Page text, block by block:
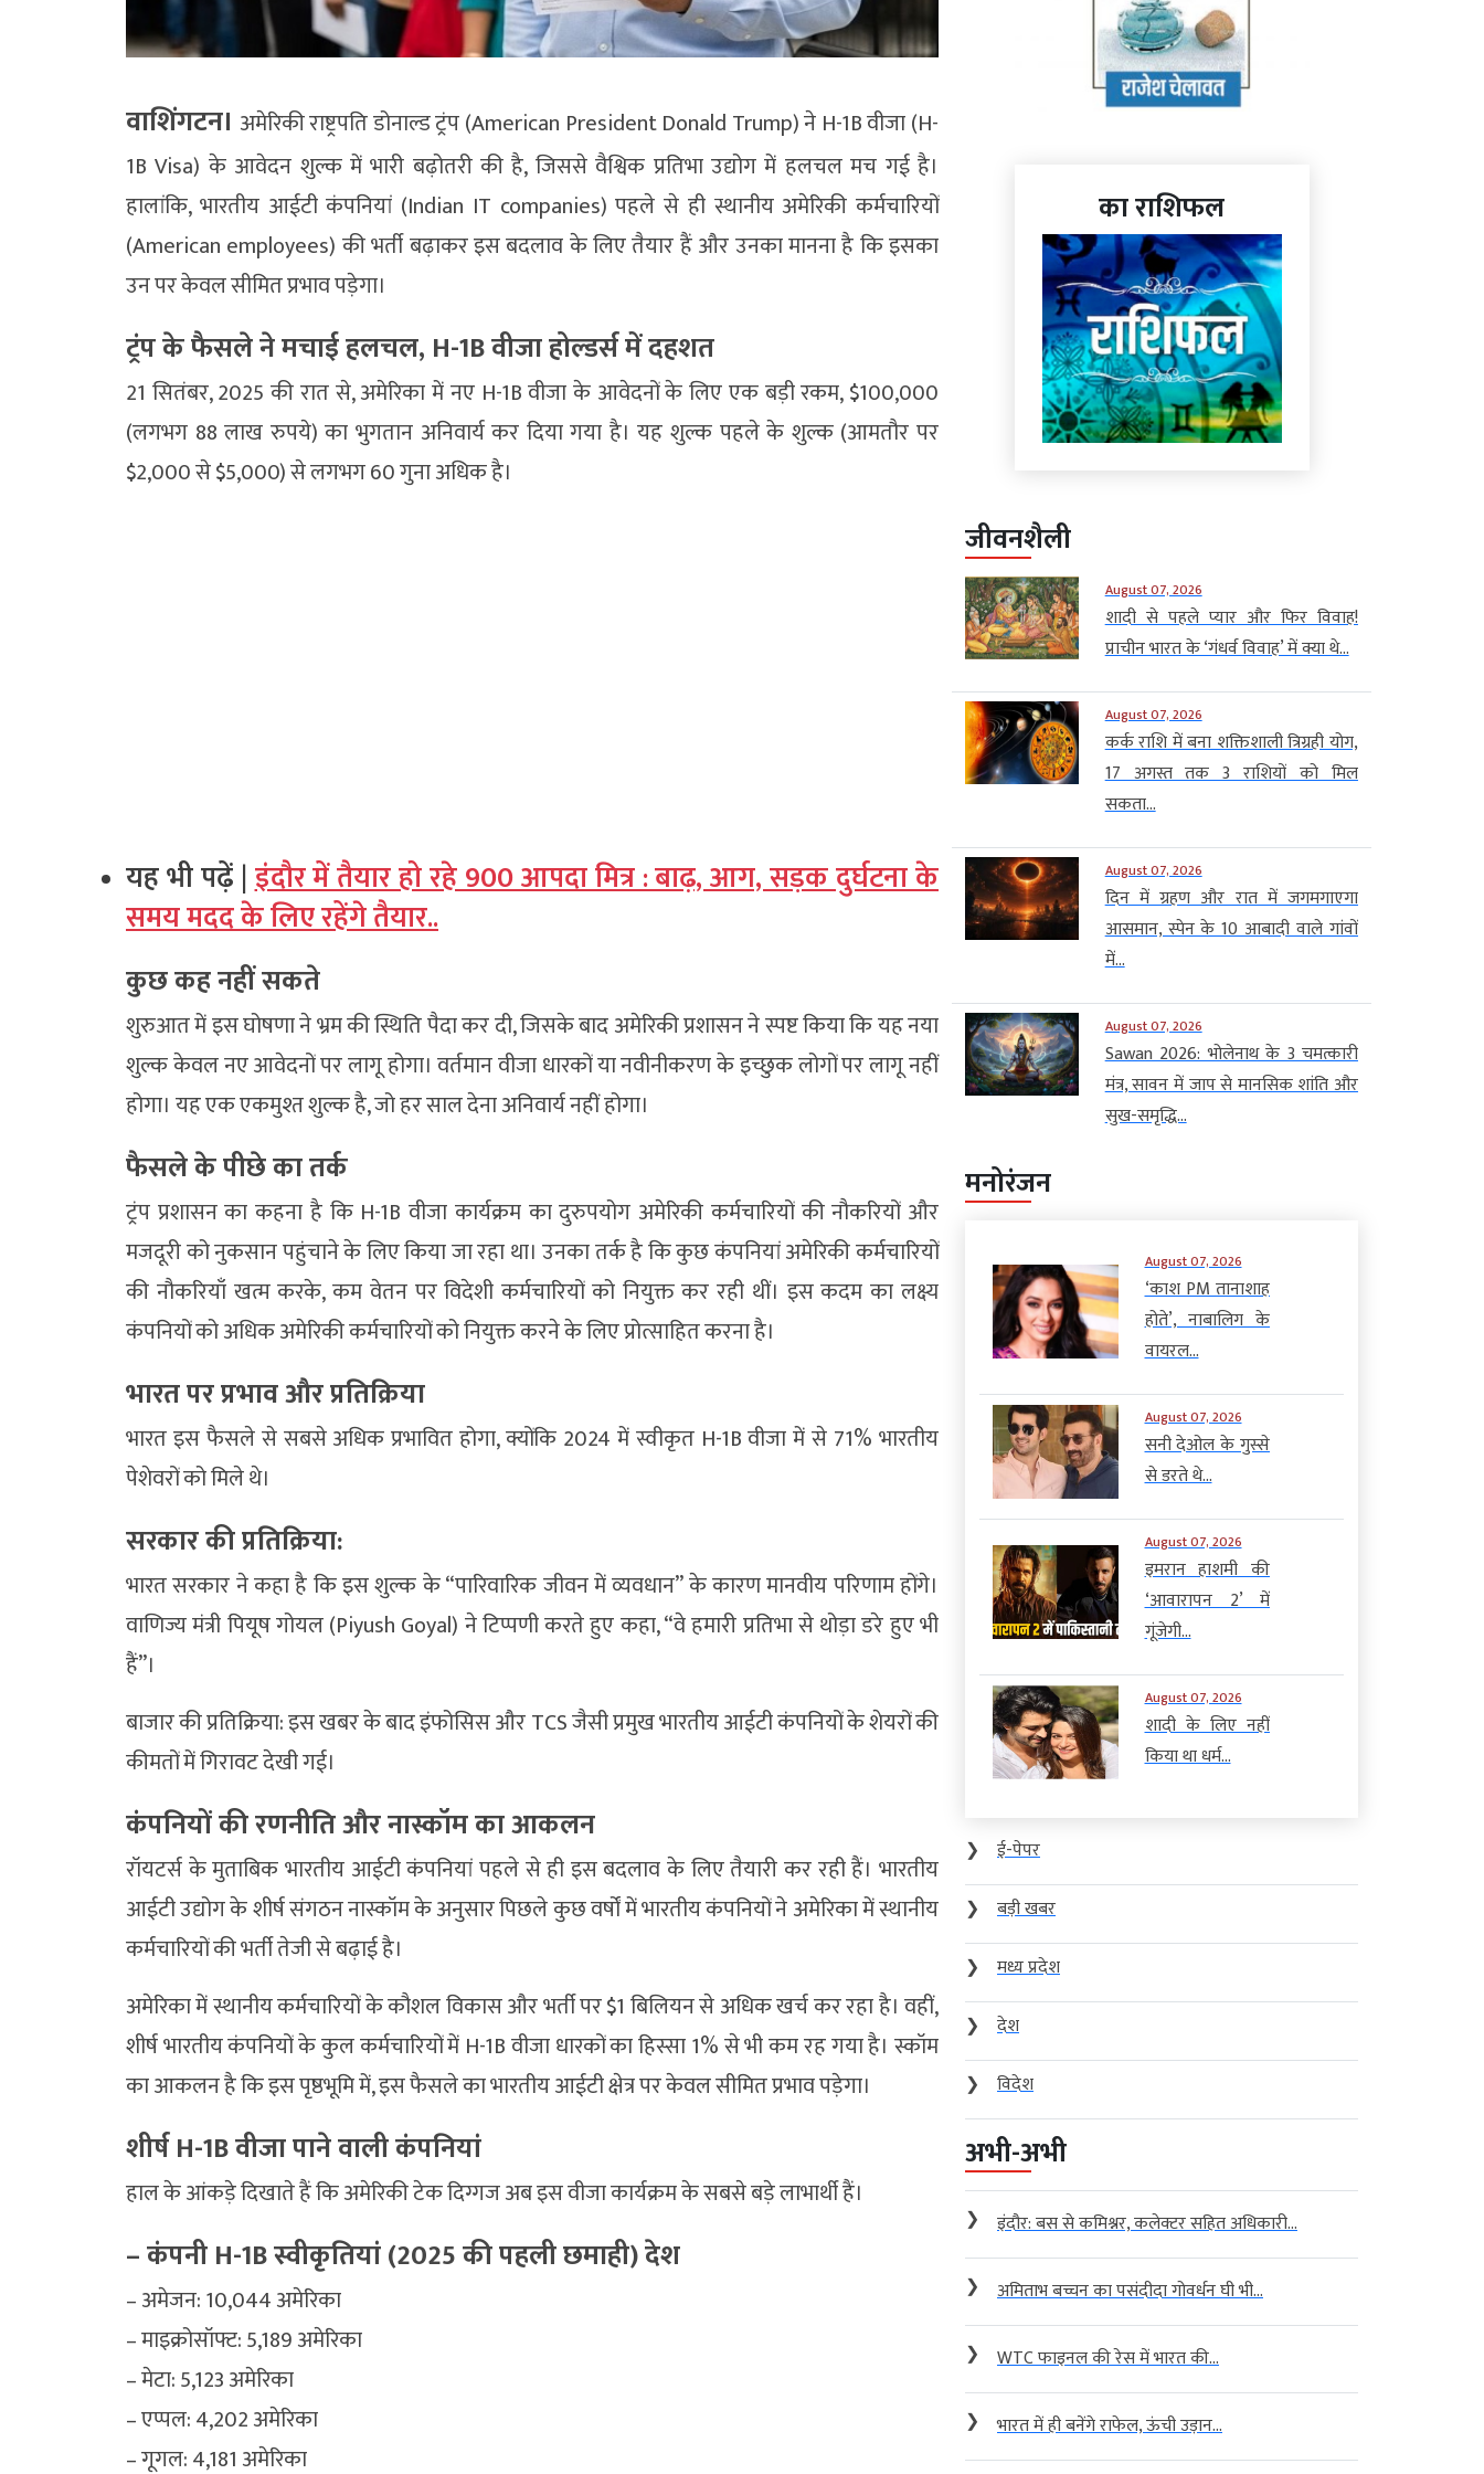
वाशिंगटन। अमेरिकी राष्ट्रपति डोनाल्ड ट्रंप (American President Donald Trump) ने H-1B वीजा (H-
1B Visa) के आवेदन शुल्क में भारी बढ़ोतरी की है, जिससे वैश्विक प्रतिभा उद्योग में हलचल मच गई है।
हालांकि, भारतीय आईटी कंपनियां (Indian IT companies) पहले से ही स्थानीय अमेरिकी कर्मचारियों
(American employees) की भर्ती बढ़ाकर इस बदलाव के लिए तैयार हैं और उनका मानना है कि इसका
उन पर केवल सीमित प्रभाव पड़ेगा।
ट्रंप के फैसले ने मचाई हलचल, H-1B वीजा होल्डर्स में दहशत
21 सितंबर, 2025 की रात से, अमेरिका में नए H-1B वीजा के आवेदनों के लिए एक बड़ी रकम, $100,000
(लगभग 88 लाख रुपये) का भुगतान अनिवार्य कर दिया गया है। यह शुल्क पहले के शुल्क (आमतौर पर
$2,000 से $5,000) से लगभग 60 गुना अधिक है।
यह भी पढ़ें |इंदौर में तैयार हो रहे 900 आपदा मित्र : बाढ़, आग, सड़क दुर्घटना के
समय मदद के लिए रहेंगे तैयार..
कुछ कह नहीं सकते
शुरुआत में इस घोषणा ने भ्रम की स्थिति पैदा कर दी, जिसके बाद अमेरिकी प्रशासन ने स्पष्ट किया कि यह नया
शुल्क केवल नए आवेदनों पर लागू होगा। वर्तमान वीजा धारकों या नवीनीकरण के इच्छुक लोगों पर लागू नहीं
होगा। यह एक एकमुश्त शुल्क है, जो हर साल देना अनिवार्य नहीं होगा।
फैसले के पीछे का तर्क
ट्रंप प्रशासन का कहना है कि H-1B वीजा कार्यक्रम का दुरुपयोग अमेरिकी कर्मचारियों की नौकरियों और
मजदूरी को नुकसान पहुंचाने के लिए किया जा रहा था। उनका तर्क है कि कुछ कंपनियां अमेरिकी कर्मचारियों
की नौकरियाँ खत्म करके, कम वेतन पर विदेशी कर्मचारियों को नियुक्त कर रही थीं। इस कदम का लक्ष्य
कंपनियों को अधिक अमेरिकी कर्मचारियों को नियुक्त करने के लिए प्रोत्साहित करना है।
भारत पर प्रभाव और प्रतिक्रिया
भारत इस फैसले से सबसे अधिक प्रभावित होगा, क्योंकि 2024 में स्वीकृत H-1B वीजा में से 71% भारतीय
पेशेवरों को मिले थे।
सरकार की प्रतिक्रिया:
भारत सरकार ने कहा है कि इस शुल्क के “पारिवारिक जीवन में व्यवधान” के कारण मानवीय परिणाम होंगे।
वाणिज्य मंत्री पियूष गोयल (Piyush Goyal) ने टिप्पणी करते हुए कहा, “वे हमारी प्रतिभा से थोड़ा डरे हुए भी
हैं”।
बाजार की प्रतिक्रिया: इस खबर के बाद इंफोसिस और TCS जैसी प्रमुख भारतीय आईटी कंपनियों के शेयरों की
कीमतों में गिरावट देखी गई।
कंपनियों की रणनीति और नास्कॉम का आकलन
रॉयटर्स के मुताबिक भारतीय आईटी कंपनियां पहले से ही इस बदलाव के लिए तैयारी कर रही हैं। भारतीय
आईटी उद्योग के शीर्ष संगठन नास्कॉम के अनुसार पिछले कुछ वर्षों में भारतीय कंपनियों ने अमेरिका में स्थानीय
कर्मचारियों की भर्ती तेजी से बढ़ाई है।
अमेरिका में स्थानीय कर्मचारियों के कौशल विकास और भर्ती पर $1 बिलियन से अधिक खर्च कर रहा है। वहीं,
शीर्ष भारतीय कंपनियों के कुल कर्मचारियों में H-1B वीजा धारकों का हिस्सा 1% से भी कम रह गया है। स्कॉम
का आकलन है कि इस पृष्ठभूमि में, इस फैसले का भारतीय आईटी क्षेत्र पर केवल सीमित प्रभाव पड़ेगा।
शीर्ष H-1B वीजा पाने वाली कंपनियां
हाल के आंकड़े दिखाते हैं कि अमेरिकी टेक दिग्गज अब इस वीजा कार्यक्रम के सबसे बड़े लाभार्थी हैं।
– कंपनी H-1B स्वीकृतियां (2025 की पहली छमाही) देश
– अमेजन: 10,044 अमेरिका
– माइक्रोसॉफ्ट: 5,189 अमेरिका
– मेटा: 5,123 अमेरिका
– एप्पल: 4,202 अमेरिका
– गूगल: 4,181 अमेरिका
का राशिफल
जीवनशैली
August 07, 2026
शादी से पहले प्यार और फिर विवाह!
प्राचीन भारत के ‘गंधर्व विवाह’ में क्या थे...
August 07, 2026
कर्क राशि में बना शक्तिशाली त्रिग्रही योग,
17 अगस्त तक 3 राशियों को मिल
सकता...
August 07, 2026
दिन में ग्रहण और रात में जगमगाएगा
आसमान, स्पेन के 10 आबादी वाले गांवों
में...
August 07, 2026
Sawan 2026: भोलेनाथ के 3 चमत्कारी
मंत्र, सावन में जाप से मानसिक शांति और
सुख-समृद्धि...
मनोरंजन
August 07, 2026
‘काश PM तानाशाह
होते’, नाबालिग के
वायरल...
August 07, 2026
सनी देओल के गुस्से
से डरते थे...
August 07, 2026
इमरान हाशमी की
‘आवारापन 2’ में
गूंजेगी...
August 07, 2026
शादी के लिए नहीं
किया था धर्म...
❯
ई-पेपर
❯
बड़ी खबर
❯
मध्य प्रदेश
❯
देश
❯
विदेश
अभी-अभी
❯ इंदौर: बस से कमिश्नर, कलेक्टर सहित अधिकारी...
❯ अमिताभ बच्चन का पसंदीदा गोवर्धन घी भी...
❯ WTC फाइनल की रेस में भारत की...
❯ भारत में ही बनेंगे राफेल, ऊंची उड़ान...